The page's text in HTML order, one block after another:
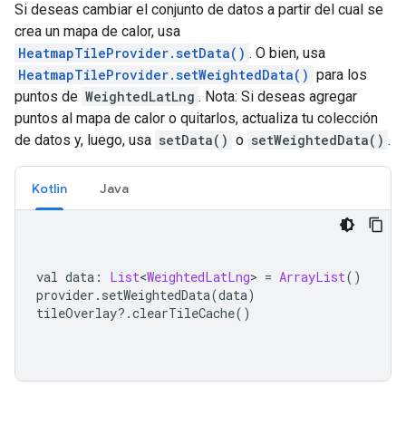
Si deseas cambiar el conjunto de datos a partir del cual se
crea un mapa de calor, usa
HeatmapTileProvider.setData() . O bien, usa
HeatmapTileProvider.setWeightedData() para los
puntos de WeightedLatLng . Nota: Si deseas agregar
puntos al mapa de calor o quitarlos, actualiza tu colección
de datos y, luego, usa setData() o setWeightedData() .
Kotlin Java
val data : List<WeightedLatLng> = ArrayList()
provider . setWeightedData(data)
tileOverlay?.clearTileCache()